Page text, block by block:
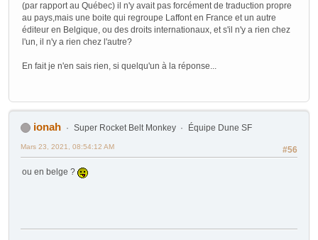
(par rapport au Québec) il n'y avait pas forcément de traduction propre
au pays,mais une boite qui regroupe Laffont en France et un autre
éditeur en Belgique, ou des droits internationaux, et s'il n'y a rien chez
l'un, il n'y a rien chez l'autre?
En fait je n'en sais rien, si quelqu'un à la réponse...
ionah Super Rocket Belt Monkey Équipe Dune SF
#56
Mars 23, 2021, 08:54:12 AM
ou en belge ?